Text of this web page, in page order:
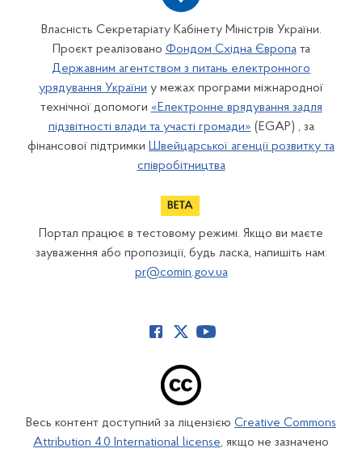
Власність Секретаріату Кабінету Міністрів України.
Проєкт реалізовано Фондом Східна Європата
Державним агентством з питань електронного
урядування України у межах програми міжнародної
технічної допомоги «Електронне врядування задля
підзвітності влади та участі громади» (EGAP) , за
фінансової підтримки Швейцарської агенції розвитку та
співробітництва
Портал працює в тестовому режимі. Якщо ви маєте
зауваження або пропозиції, будь ласка, напишіть нам:
pr@comin.gov.ua
Весь контент доступний за ліцензією Creative Commons
Attribution 4.0 International license, якщо не зазначено